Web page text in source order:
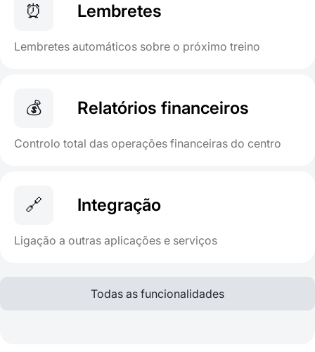
⏰ Lembretes
Lembretes automáticos sobre o próximo treino
💰 Relatórios financeiros
Controlo total das operações financeiras do centro
🔗 Integração
Ligação a outras aplicações e serviços
Todas as funcionalidades